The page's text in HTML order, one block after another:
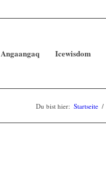
Angaangaq Icewisdom
Du bist hier: Startseite /